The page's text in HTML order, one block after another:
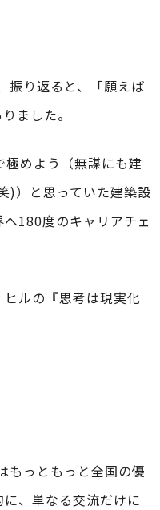
振り返ると、「願えば
ました。
めよう（無謀にも建
)）と思っていた建築設
180度のキャリアチェ
ルの『思考は現実化
もっともっと全国の優
、単なる交流だけに